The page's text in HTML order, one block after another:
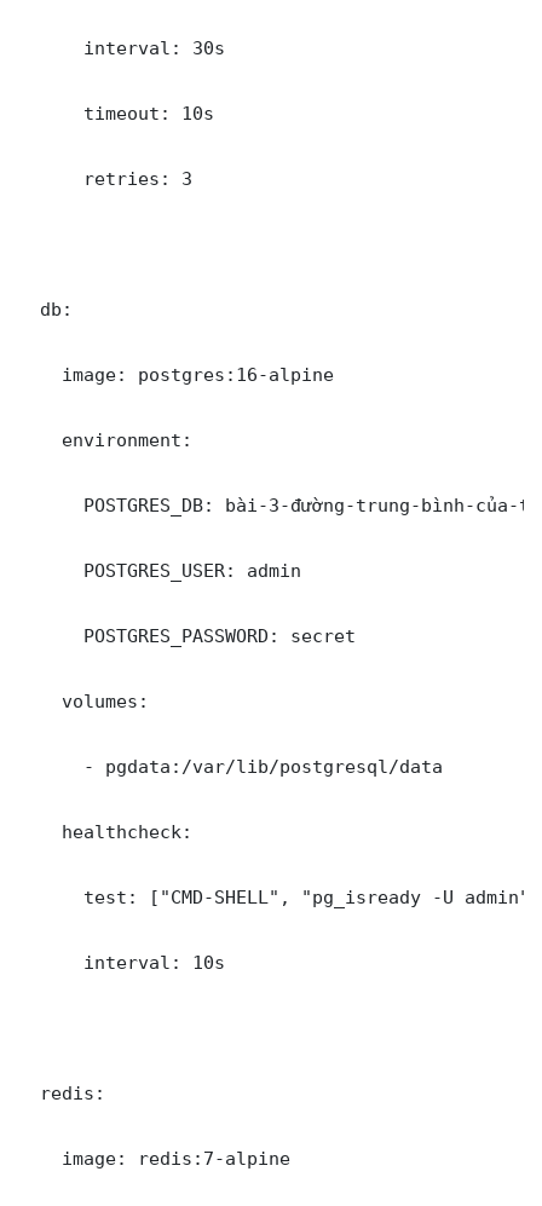
      interval: 30s
      timeout: 10s
      retries: 3
  db:
    image: postgres:16-alpine
    environment:
POSTGRES_DB: bài-3-đường-trung-bình-của-
      POSTGRES_USER: admin
      POSTGRES_PASSWORD: secret
    volumes:
      - pgdata:/var/lib/postgresql/data
    healthcheck:
      test: ["CMD-SHELL", "pg_isready -U admin"]
      interval: 10s
  redis:
    image: redis:7-alpine